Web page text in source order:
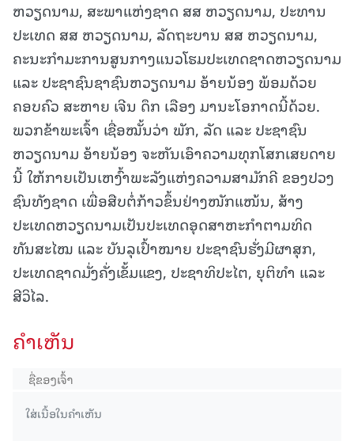
ຫວຽດນາມ, ສະພາແຫ່ງຊາດ ສສ ຫວຽດນາມ, ປະທານ
ປະເທດ ສສ ຫວຽດນາມ, ລັດຖະບານ ສສ ຫວຽດນາມ,
ຄະນະກໍາມະການສູນກາງແນວໂຮມປະເທດຊາດຫວຽດນາມ
ແລະ ປະຊາຊົນຊາຊົນຫວຽດນາມ ອ້າຍນ້ອງ ພ້ອມດ້ວຍ
ຄອບຄົວ ສະຫາຍ ເຈີນ ດຶກ ເລືອງ ມານະໂອກາດນີ້ດ້ວຍ.
ພວກຂ້າພະເຈົ້າ ເຊື່ອໝັ້ນວ່າ ພັກ, ລັດ ແລະ ປະຊາຊົນ
ຫວຽດນາມ ອ້າຍນ້ອງ ຈະຫັນເອົາຄວາມທຸກໂສກເສຍດາຍ
ນີ້ ໃຫ້ກາຍເປັນເຫງົ້າພະລັງແຫ່ງຄວາມສາມັກຄີ ຂອງປວງ
ຊົນທັງຊາດ ເພື່ອສືບຕໍ່ກ້າວຂຶ້ນຢ່າງໜັກແໜ້ນ, ສ້າງ
ປະເທດຫວຽດນາມເປັນປະເທດອຸດສາຫະກໍາຕາມທິດ
ທັນສະໄໝ ແລະ ບັນລຸເປົ້າໝາຍ ປະຊາຊົນຮັ່ງມີຜາສຸກ,
ປະເທດຊາດມັ່ງຄັ່ງເຂັ້ມແຂງ, ປະຊາທິປະໄຕ, ຍຸຕິທໍາ ແລະ
ສີວິໄລ.
ຄໍາເຫັນ